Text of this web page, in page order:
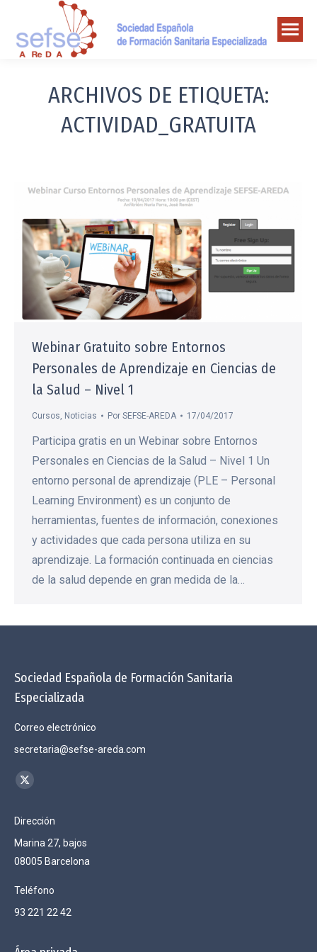
ARCHIVOS DE ETIQUETA:
ACTIVIDAD_GRATUITA
Webinar Gratuito sobre Entornos
Personales de Aprendizaje en Ciencias de
la Salud – Nivel 1
Cursos, Noticias Por SEFSE-AREDA 17/04/2017
Participa gratis en un Webinar sobre Entornos
Personales en Ciencias de la Salud – Nivel 1 Un
entorno personal de aprendizaje (PLE – Personal
Learning Environment) es un conjunto de
herramientas, fuentes de información, conexiones
y actividades que cada persona utiliza en su
aprendizaje. La formación continuada en ciencias
de la salud depende en gran medida de la…
Sociedad Española de Formación Sanitaria
Especializada
Correo electrónico
secretaria@sefse-areda.com
Encuéntranos en:
X
opens
in
new
Dirección
Marina 27, bajos
08005 Barcelona
Teléfono
93 221 22 42